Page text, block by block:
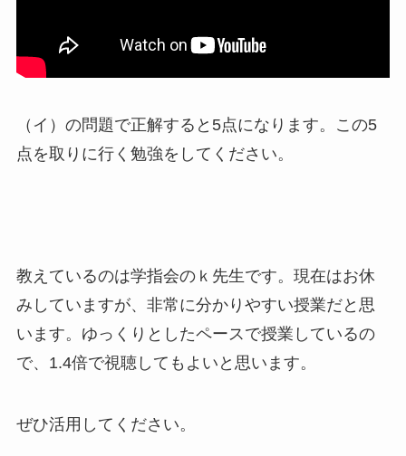
（イ）の問題で正解すると5点になります。この5
点を取りに行く勉強をしてください。
教えているのは学指会のｋ先生です。現在はお休
みしていますが、非常に分かりやすい授業だと思
います。ゆっくりとしたペースで授業しているの
で、1.4倍で視聴してもよいと思います。
ぜひ活用してください。